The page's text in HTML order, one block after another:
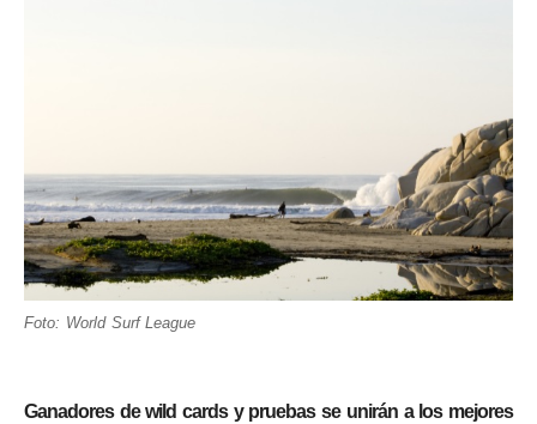
Foto: World Surf League
Ganadores de wild cards y pruebas se unirán a los mejores